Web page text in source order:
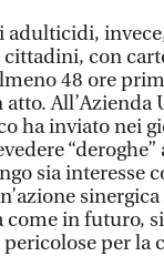
adulticidi,
con
48 ore
All’Azienda
ha inviato nei
sia interesse
sinergica
come in futuro,
per la